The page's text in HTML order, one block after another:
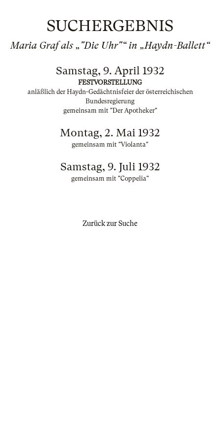
SUCHERGEBNIS
Maria Graf als „"Die Uhr"“ in „Haydn-Ballett“
Samstag, 9. April 1932
FESTVORSTELLUNG
anläßlich der Haydn-Gedächtnisfeier der österreichischen
Bundesregierung
gemeinsam mit "Der Apotheker"
Montag, 2. Mai 1932
gemeinsam mit "Violanta"
Samstag, 9. Juli 1932
gemeinsam mit "Coppelia"
Zurück zur Suche